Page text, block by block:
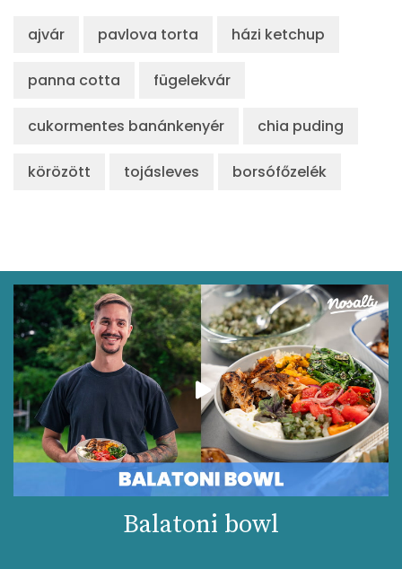
ajvár pavlova torta házi ketchup
panna cotta fügelekvár
cukormentes banánkenyér chia puding
körözött tojásleves borsófőzelék
Balatoni bowl